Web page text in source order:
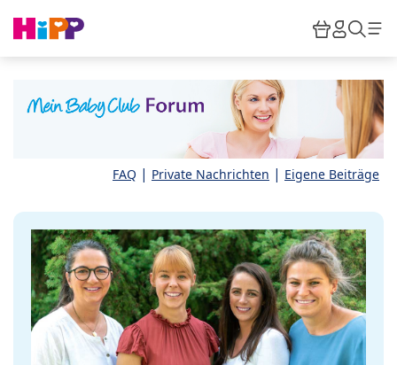
HiPP
FAQ | Private Nachrichten | Eigene Beiträge